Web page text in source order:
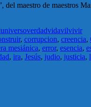
maestro de maestros
universoverdadvidavilvivir
, corrupcion, creencia,
mesiánica, error, esencia,
, ira, Jesús, judio, justicia,